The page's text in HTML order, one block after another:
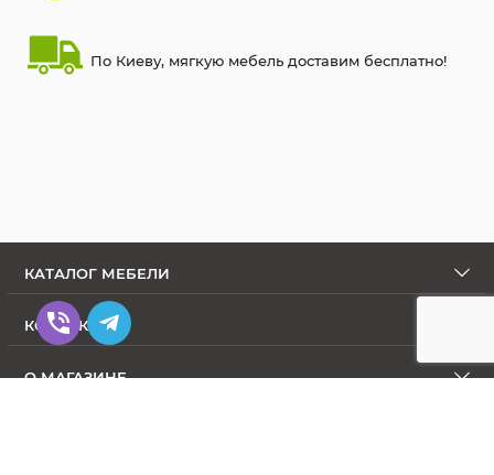
По Киеву, мягкую мебель доставим бесплатно!
КАТАЛОГ МЕБЕЛИ
КОНТАКТЫ
О МАГАЗИНЕ